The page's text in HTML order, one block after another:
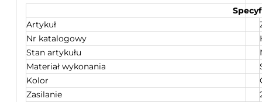
Artykuł
Nr katalogowy
Stan artykułu
Materiał wykonania
Kolor
Zasilanie